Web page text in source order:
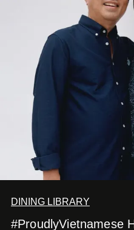
DINING LIBRARY
#ProudlyVietnamese